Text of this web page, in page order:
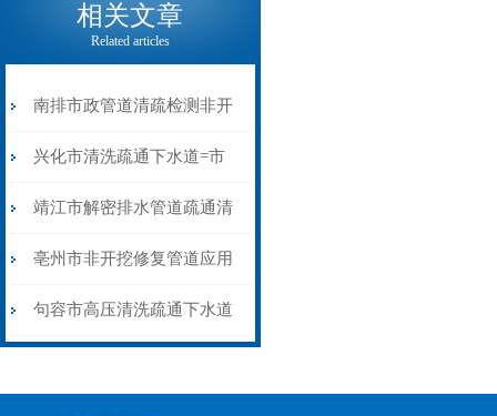
相关文章
Related articles
南排市政管道清疏检测非开
挖修复施工技术介绍
兴化市清洗疏通下水道=市
政排污管道清淤
靖江市解密排水管道疏通清
淤的“前奏”排查检测
亳州市非开挖修复管道应用
CIPP翻转内衬光固化修复
句容市高压清洗疏通下水道